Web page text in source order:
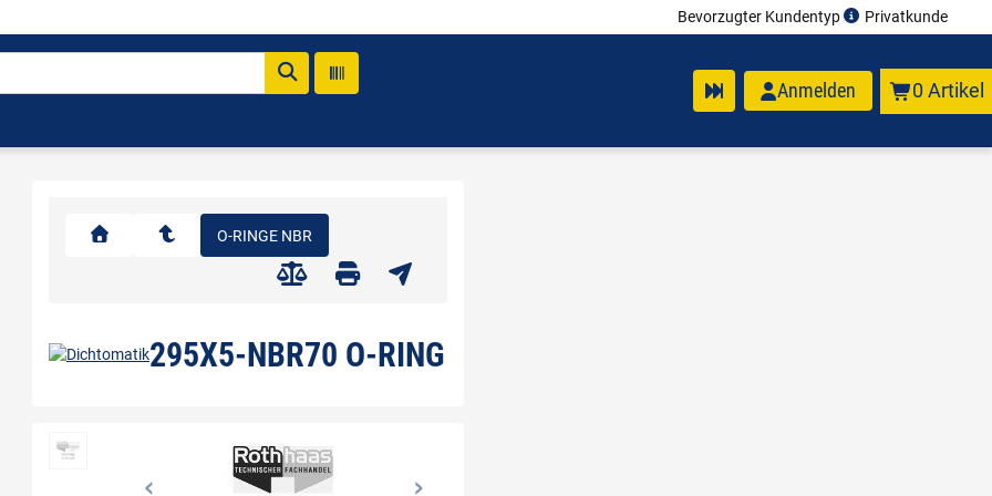
Bevorzugter Kundentyp Privatkunde
Anmelden 0 Artikel
O-RINGE NBR
295X5-NBR70 O-RING